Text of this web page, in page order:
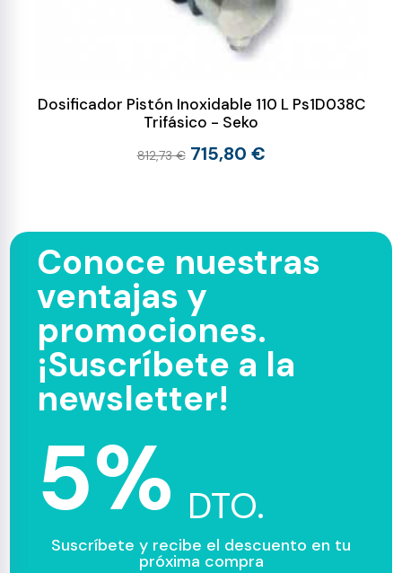
Dosificador Pistón Inoxidable 110 L Ps1D038C
Trifásico - Seko
812,73 € 715,80 €
Conoce nuestras
ventajas y
promociones.
¡Suscríbete a la
newsletter!
5% DTO.
Suscríbete y recibe el descuento en tu
próxima compra